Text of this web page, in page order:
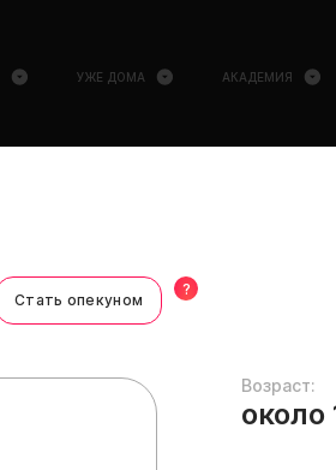
УЖЕ ДОМА АКАДЕМИЯ
Стать опекуном
?
Возраст:
около